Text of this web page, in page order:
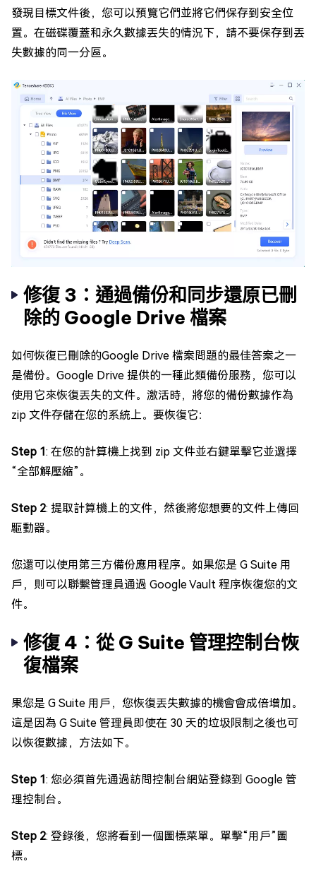
發現目標文件後，您可以預覽它們並將它們保存到安全位
置。在磁碟覆蓋和永久數據丟失的情況下，請不要保存到丟
失數據的同一分區。
修復 3：通過備份和同步還原已刪
除的 Google Drive 檔案
如何恢復已刪除的Google Drive 檔案問題的最佳答案之一
是備份。Google Drive 提供的一種此類備份服務，您可以
使用它來恢復丟失的文件。激活時，將您的備份數據作為
zip 文件存儲在您的系統上。要恢復它：
Step 1: 在您的計算機上找到 zip 文件並右鍵單擊它並選擇
“全部解壓縮”。
Step 2: 提取計算機上的文件，然後將您想要的文件上傳回
驅動器。
您還可以使用第三方備份應用程序。如果您是 G Suite 用
戶，則可以聯繫管理員通過 Google Vault 程序恢復您的文
件。
修復 4：從 G Suite 管理控制台恢
復檔案
果您是 G Suite 用戶，您恢復丟失數據的機會會成倍增加。
這是因為 G Suite 管理員即使在 30 天的垃圾限制之後也可
以恢復數據，方法如下。
Step 1: 您必須首先通過訪問控制台網站登錄到 Google 管
理控制台。
Step 2: 登錄後，您將看到一個圖標菜單。單擊“用戶”圖
標。